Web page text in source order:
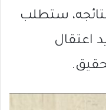
ستطلب
اعتقال